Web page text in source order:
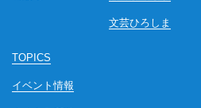
文芸ひろしま
TOPICS
イベント情報